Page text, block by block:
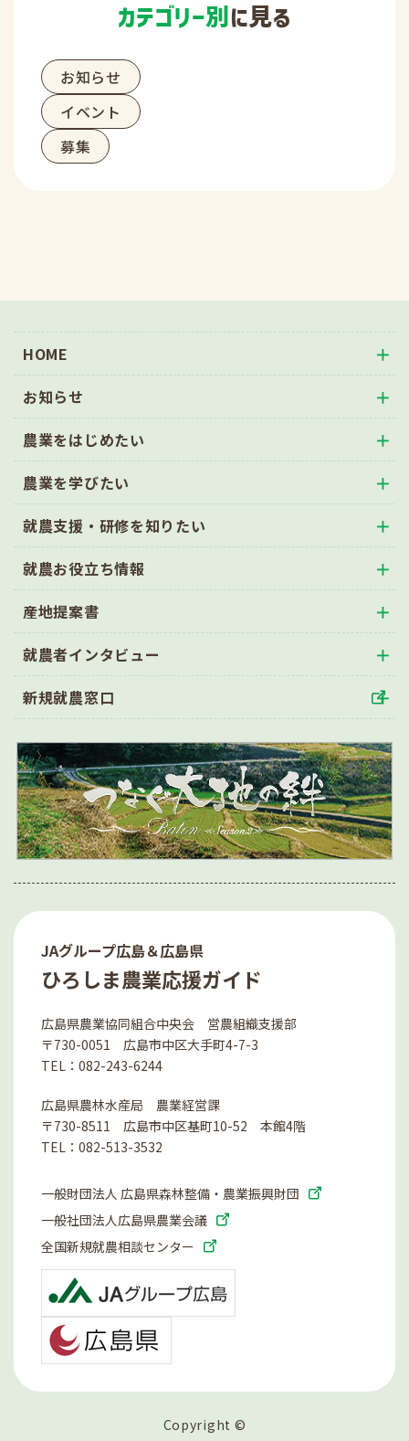
カテゴリー別 に見る
お知らせ
イベント
募集
HOME
お知らせ
農業をはじめたい
農業を学びたい
就農支援・研修を知りたい
就農お役立ち情報
産地提案書
就農者インタビュー
新規就農窓口
JAグループ広島＆広島県
ひろしま農業応援ガイド
広島県農業協同組合中央会 営農組織支援部
〒730-0051 広島市中区大手町4-7-3
TEL： 082-243-6244
広島県農林水産局 農業経営課
〒730-8511 広島市中区基町10-52 本館4階
TEL： 082-513-3532
一般財団法人 広島県森林整備・農業振興財団
一般社団法人広島県農業会議
全国新規就農相談センター
Copyright ©